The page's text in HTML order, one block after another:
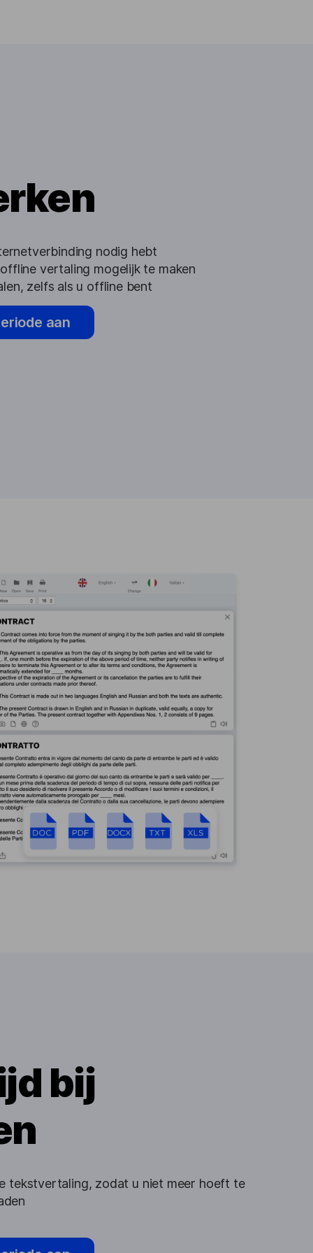
nodig hebt
vertaling mogelijk te maken
zelfs als u offline bent
aan
bij
tekstvertaling, zodat u niet meer hoeft te